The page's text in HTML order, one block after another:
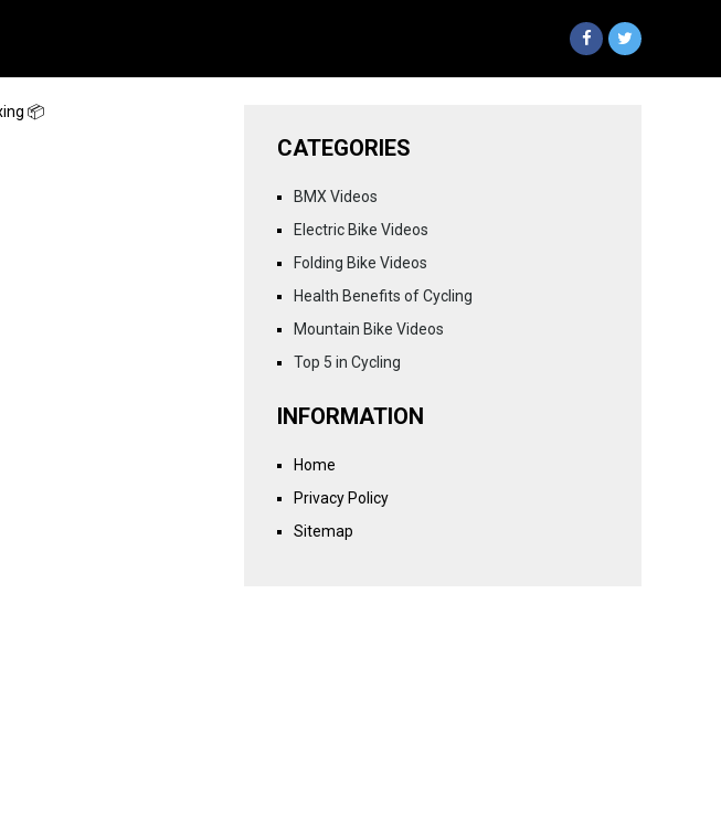
📦
CATEGORIES
BMX Videos
Electric Bike Videos
Folding Bike Videos
Health Benefits of Cycling
Mountain Bike Videos
Top 5 in Cycling
INFORMATION
Home
Privacy Policy
Sitemap